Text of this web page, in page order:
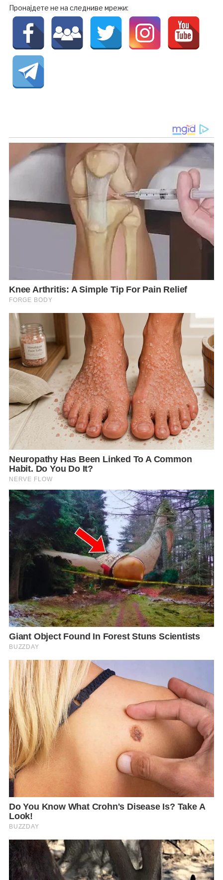
Пронајдете не на следниве мрежи: